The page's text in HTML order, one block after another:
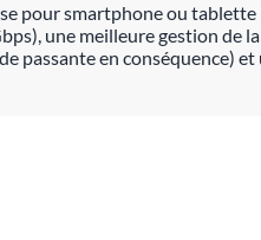
pour smartphone ou tablette
une meilleure gestion de
passante en conséquence)